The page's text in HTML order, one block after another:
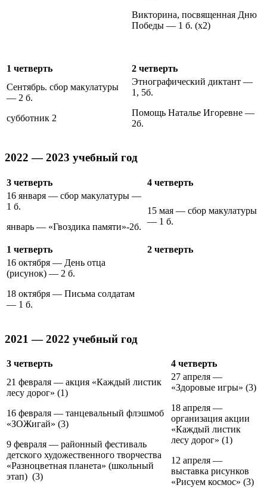
Викторина, посвященная Дню
Победы — 1 б. (х2)
1 четверть
2 четверть
Сентябрь. сбор макулатуры
— 2 б.
субботник 2
Этнографический диктант —
1, 5б.
Помощь Наталье Игоревне —
2б.
2022 — 2023 учебный год
3 четверть
4 четверть
16 января — сбор макулатуры —
1 б.
январь — «Гвоздика памяти»-2б.
15 мая — сбор макулатуры
— 1 б.
1 четверть
2 четверть
16 октября — День отца
(рисунок) — 2 б.
18 октября — Письма солдатам
— 1 б.
2021 — 2022 учебный год
3 четверть
4 четверть
21 февраля — акция «Каждый листик
лесу дорог» (1)
16 февраля — танцевальный флэшмоб
«ЗОЖигай» (3)
9 февраля — районный фестиваль
детского художественного творчества
«Разноцветная планета» (школьный
этап) (3)
27 апреля —
«Здоровые игры» (3)
18 апреля —
организация акции
«Каждый листик
лесу дорог» (1)
12 апреля —
выставка рисунков
«Рисуем космос» (3)